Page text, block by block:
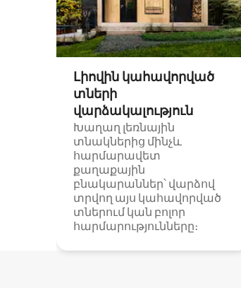
Լիովին կահավորված
տների
վարձակալություն
Խաղաղ լեռնային
տնակներից մինչև
հարմարավետ
քաղաքային
բնակարաններ՝ վարձով
տրվող այս կահավորված
տներում կան բոլոր
հարմարությունները։